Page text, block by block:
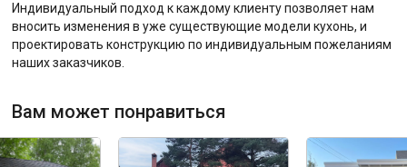
Индивидуальный подход к каждому клиенту позволяет нам
вносить изменения в уже существующие модели кухонь, и
проектировать конструкцию по индивидуальным пожеланиям
наших заказчиков.
Вам может понравиться